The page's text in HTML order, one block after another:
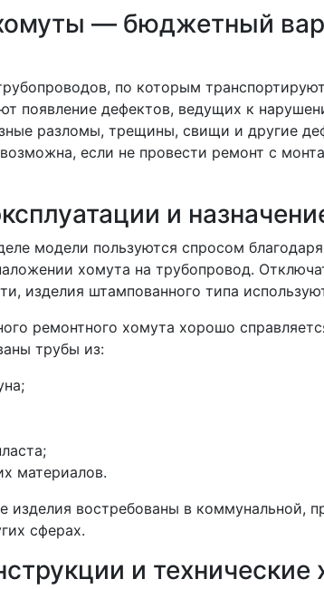
— бюджетный
по которым
появление дефектов, ведущих к
разломы, трещины, свищи и другие
если не провести ремонт с
и
модели пользуются спросом
хомута на трубопровод.
изделия штампованного типа
ремонтного хомута хорошо
трубы из:
материалов.
изделия востребованы в коммунальной,
сферах.
и технические